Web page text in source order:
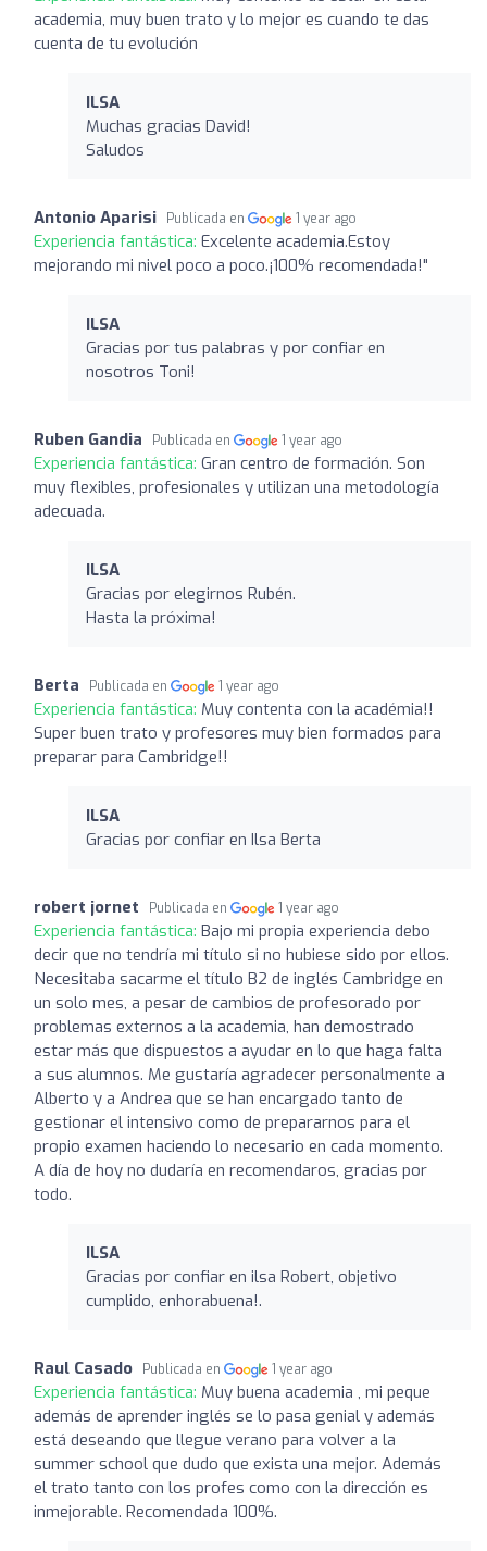
academia, muy buen trato y lo mejor es cuando te das
cuenta de tu evolución
ILSA
Muchas gracias David!
Saludos
Antonio Aparisi Publicada en 1 year ago
Experiencia fantástica: Excelente academia.Estoy
mejorando mi nivel poco a poco.¡100% recomendada!"
ILSA
Gracias por tus palabras y por confiar en
nosotros Toni!
Ruben Gandia Publicada en 1 year ago
Experiencia fantástica: Gran centro de formación. Son
muy flexibles, profesionales y utilizan una metodología
adecuada.
ILSA
Gracias por elegirnos Rubén.
Hasta la próxima!
Berta Publicada en 1 year ago
Experiencia fantástica: Muy contenta con la académia!!
Super buen trato y profesores muy bien formados para
preparar para Cambridge!!
ILSA
Gracias por confiar en Ilsa Berta
robert jornet Publicada en 1 year ago
Experiencia fantástica: Bajo mi propia experiencia debo
decir que no tendría mi título si no hubiese sido por ellos.
Necesitaba sacarme el título B2 de inglés Cambridge en
un solo mes, a pesar de cambios de profesorado por
problemas externos a la academia, han demostrado
estar más que dispuestos a ayudar en lo que haga falta
a sus alumnos. Me gustaría agradecer personalmente a
Alberto y a Andrea que se han encargado tanto de
gestionar el intensivo como de prepararnos para el
propio examen haciendo lo necesario en cada momento.
A día de hoy no dudaría en recomendaros, gracias por
todo.
ILSA
Gracias por confiar en ilsa Robert, objetivo
cumplido, enhorabuena!.
Raul Casado Publicada en 1 year ago
Experiencia fantástica: Muy buena academia , mi peque
además de aprender inglés se lo pasa genial y además
está deseando que llegue verano para volver a la
summer school que dudo que exista una mejor. Además
el trato tanto con los profes como con la dirección es
inmejorable. Recomendada 100%.